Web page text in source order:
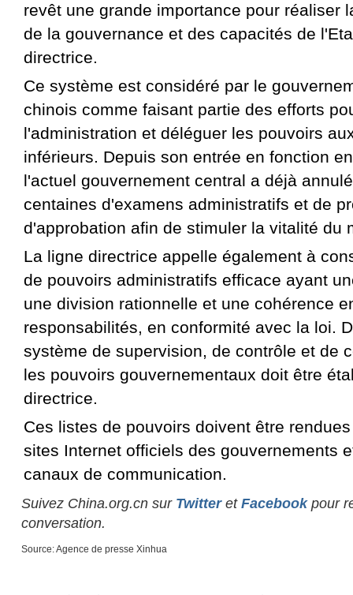
revêt une grande importance pour réaliser
de la gouvernance et des capacités de
directrice.
Ce système est considéré par le
chinois comme faisant partie des efforts
l'administration et déléguer les pouvoirs
inférieurs. Depuis son entrée en fonction
l'actuel gouvernement central a déjà
centaines d'examens administratifs et de
d'approbation afin de stimuler la vitalité du
La ligne directrice appelle également à
de pouvoirs administratifs efficace ayant
une division rationnelle et une cohérence
responsabilités, en conformité avec la loi.
système de supervision, de contrôle et de
les pouvoirs gouvernementaux doit être
directrice.
Ces listes de pouvoirs doivent être
sites Internet officiels des gouvernements
canaux de communication.
Suivez China.org.cn sur Twitteret Facebookpour
conversation.
Source: Agence de presse Xinhua